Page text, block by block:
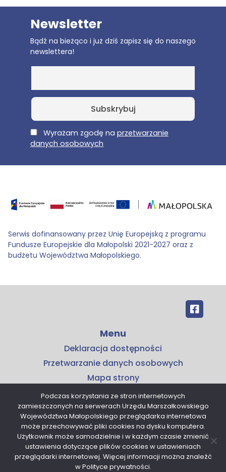
Newsletter
Bądź na bieżąco i już dziś zapisz się do naszego
newslettera!
E-MailWyrażam zgodę na przetwarzanie
danych osobowych
Serwis dofinansowany przez Unię Europejską z programu
Fundusze Europejskie dla Małopolski 2021-2027 oraz z
budżetu Województwa Małopolskiego.
Menu
Deklaracja dostępności
Przetwarzanie danych osobowych
Mapa strony
Kontakt
Kontakt
Małopolskie Centrum Przedsiębiorczości
ul. Armii Krajowej 16
30-150 Kraków
tel. 12 376 91 00
sekretariat@mcp.malopolska.pl
Podczas korzystania ze stron internetowych
zamieszczonych na serwerach Urzędu Marszałkowskiego
Województwa Małopolskiego przeglądarka internetowa
może przechowywać pliki cookies na dysku komputera.
Użytkownik może samodzielnie i w każdym czasie zmienić
ustawienia dotyczące plików cookies w ustawieniach
przeglądarki internetowej. Więcej informacji można znaleźć
w Polityce prywatności.